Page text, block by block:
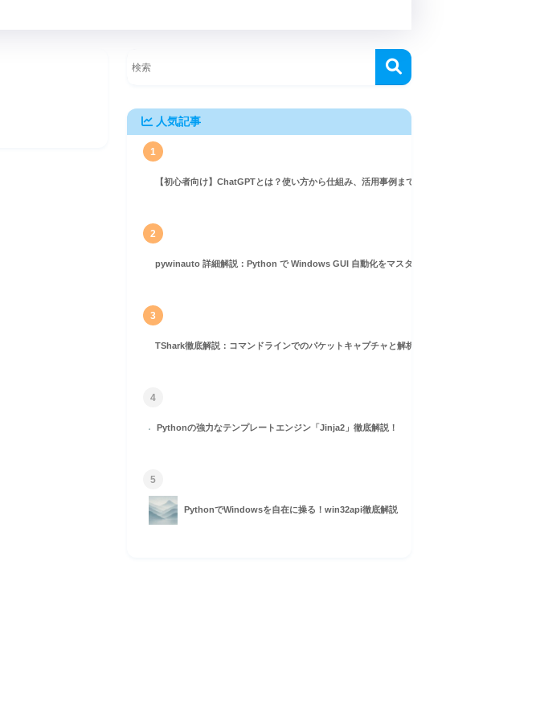
人気記事
1
【初心者向け】ChatGPTとは？使い方から仕組み、活用事例まで徹底解説
2
pywinauto 詳細解説：Python で Windows GUI 自動化をマスターしよう！
3
TShark徹底解説：コマンドラインでのパケットキャプチャと解析ガイド
4
Pythonの強力なテンプレートエンジン「Jinja2」徹底解説！
5
PythonでWindowsを自在に操る！win32api徹底解説